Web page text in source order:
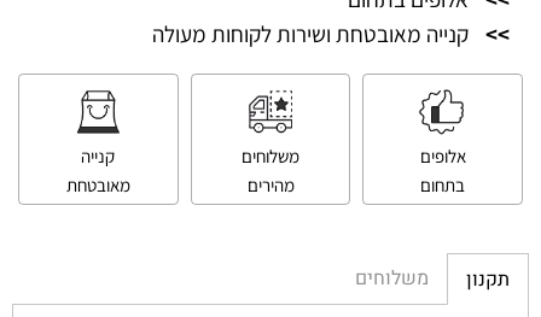
>> קנייה מאובטחת ושירות לקוחות מעולה
אלופים
בתחום
משלוחים
מהירים
קנייה
מאובטחת
תקנון משלוחים